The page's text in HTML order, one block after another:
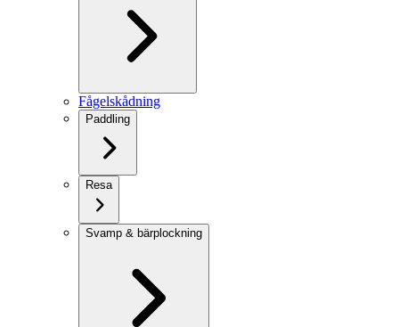
Fågelskådning
Paddling
Resa
Svamp & bärplockning